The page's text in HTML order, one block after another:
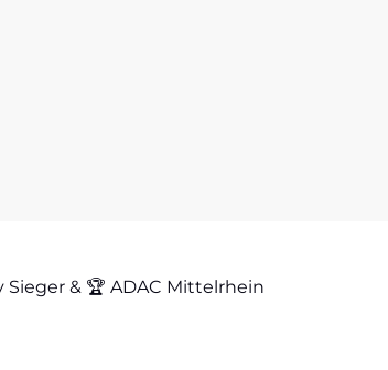
& 🏆 ADAC Mit­tel­rhein